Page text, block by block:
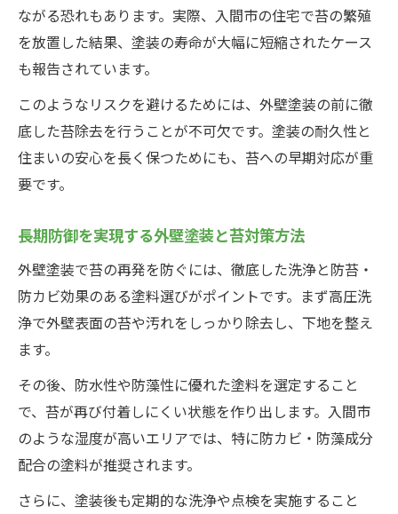
ながる恐れもあります。実際、入間市の住宅で苔の繁殖
を放置した結果、塗装の寿命が大幅に短縮されたケース
も報告されています。
このようなリスクを避けるためには、外壁塗装の前に徹
底した苔除去を行うことが不可欠です。塗装の耐久性と
住まいの安心を長く保つためにも、苔への早期対応が重
要です。
長期防御を実現する外壁塗装と苔対策方法
外壁塗装で苔の再発を防ぐには、徹底した洗浄と防苔・
防カビ効果のある塗料選びがポイントです。まず高圧洗
浄で外壁表面の苔や汚れをしっかり除去し、下地を整え
ます。
その後、防水性や防藻性に優れた塗料を選定すること
で、苔が再び付着しにくい状態を作り出します。入間市
のような湿度が高いエリアでは、特に防カビ・防藻成分
配合の塗料が推奨されます。
さらに、塗装後も定期的な洗浄や点検を実施すること